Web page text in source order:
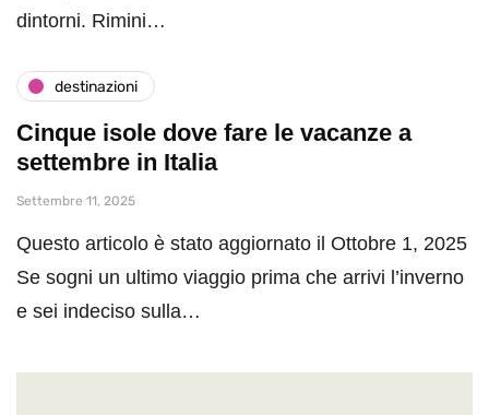
dintorni. Rimini…
destinazioni
Cinque isole dove fare le vacanze a
settembre in Italia
Settembre 11, 2025
Questo articolo è stato aggiornato il Ottobre 1, 2025
Se sogni un ultimo viaggio prima che arrivi l’inverno
e sei indeciso sulla…